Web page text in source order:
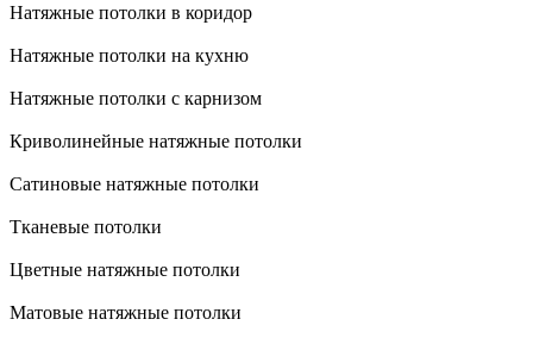
Натяжные потолки в коридор
Натяжные потолки на кухню
Натяжные потолки с карнизом
Криволинейные натяжные потолки
Сатиновые натяжные потолки
Тканевые потолки
Цветные натяжные потолки
Матовые натяжные потолки